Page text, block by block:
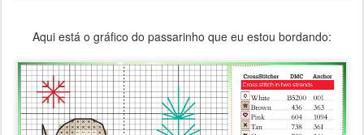
Aqui está o gráfico do passarinho que eu estou bordando: